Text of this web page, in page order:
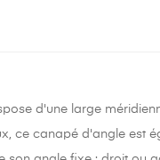
d'une large
ce canapé d'angle est